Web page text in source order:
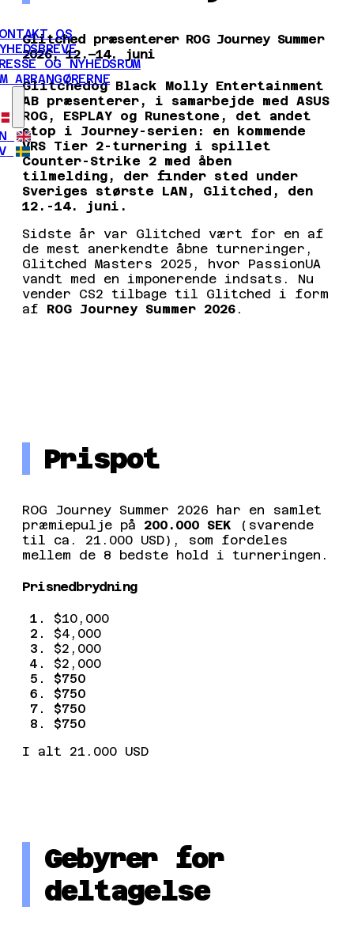
OS
OG NYHEDSRUM
ARRANGØRERNE
Glitched præsenterer ROG Journey Summer
2026, 12.–14. juni
Glitchedog Black Molly Entertainment
AB præsenterer, i samarbejde med ASUS
ROG, ESPLAY og Runestone, det andet
stop i Journey-serien: en kommende
VRS Tier 2-turnering i spillet
Counter-Strike 2 med åben
tilmelding, der finder sted under
Sveriges største LAN, Glitched, den
12.-14. juni.
Sidste år var Glitched vært for en af
de mest anerkendte åbne turneringer,
Glitched Masters 2025, hvor PassionUA
vandt med en imponerende indsats. Nu
vender CS2 tilbage til Glitched i form
af ROG Journey Summer 2026 .
Prispot
ROG Journey Summer 2026 har en samlet
præmiepulje på 200.000 SEK (svarende
til ca. 21.000 USD), som fordeles
mellem de 8 bedste hold i turneringen.
Prisnedbrydning
$10,000
$4,000
$2,000
$2,000
$750
$750
$750
$750
I alt 21.000 USD
Gebyrer for
deltagelse